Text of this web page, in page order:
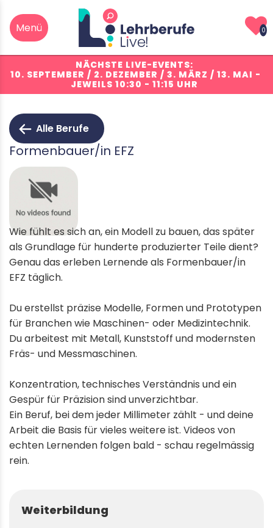
0
NÄCHSTE LIVE-EVENTS:
10. SEPTEMBER / 2. DEZEMBER / 3. MÄRZ / 13. MAI -
JEWEILS 10:30 - 11:15 UHR
Alle Berufe
Formenbauer/in EFZ
Wie fühlt es sich an, ein Modell zu bauen, das später
als Grundlage für hunderte produzierter Teile dient?
Genau das erleben Lernende als Formenbauer/in
EFZ täglich.
Du erstellst präzise Modelle, Formen und Prototypen
für Branchen wie Maschinen- oder Medizintechnik.
Du arbeitest mit Metall, Kunststoff und modernsten
Fräs- und Messmaschinen.
Konzentration, technisches Verständnis und ein
Gespür für Präzision sind unverzichtbar.
Ein Beruf, bei dem jeder Millimeter zählt - und deine
Arbeit die Basis für vieles weitere ist. Videos von
echten Lernenden folgen bald - schau regelmässig
rein.
Weiterbildung